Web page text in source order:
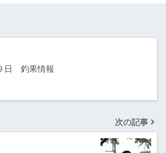
日 釣果情報
次の記事